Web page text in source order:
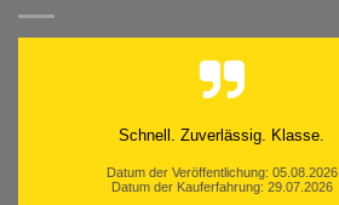
Schnell. Zuverlässig. Klasse.
Datum der Veröffentlichung: 05.08.2026
Datum der Kauferfahrung: 29.07.2026